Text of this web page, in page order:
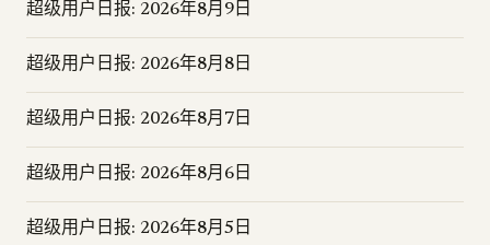
超级用户日报: 2026年8月9日
超级用户日报: 2026年8月8日
超级用户日报: 2026年8月7日
超级用户日报: 2026年8月6日
超级用户日报: 2026年8月5日